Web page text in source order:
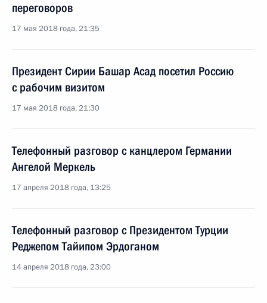
переговоров
17 мая 2018 года, 21:35
Президент Сирии Башар Асад посетил Россию
с рабочим визитом
17 мая 2018 года, 21:30
Телефонный разговор с канцлером Германии
Ангелой Меркель
17 апреля 2018 года, 13:25
Телефонный разговор с Президентом Турции
Реджепом Тайипом Эрдоганом
14 апреля 2018 года, 23:00